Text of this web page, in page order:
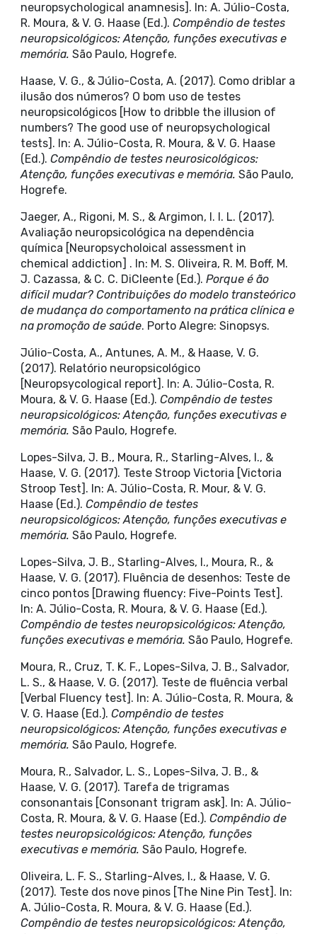
neuropsychological anamnesis]. In: A. Júlio-Costa,
R. Moura, & V. G. Haase (Ed.).Compêndio de testes
neuropsicológicos: Atenção, funções executivas e
memória.São Paulo, Hogrefe.
Haase, V. G., & Júlio-Costa, A. (2017). Como driblar a
ilusão dos números? O bom uso de testes
neuropsicológicos [How to dribble the illusion of
numbers? The good use of neuropsychological
tests]. In: A. Júlio-Costa, R. Moura, & V. G. Haase
(Ed.).Compêndio de testes neurosicológicos:
Atenção, funções executivas e memória.São Paulo,
Hogrefe.
Jaeger, A., Rigoni, M. S., & Argimon, I. I. L. (2017).
Avaliação neuropsicológica na dependência
química [Neuropsycholoical assessment in
chemical addiction] . In: M. S. Oliveira, R. M. Boff, M.
J. Cazassa, & C. C. DiCleente (Ed.).Porque é ão
difícil mudar? Contribuições do modelo transteórico
de mudança do comportamento na prática clínica e
na promoção de saúde. Porto Alegre: Sinopsys.
Júlio-Costa, A., Antunes, A. M., & Haase, V. G.
(2017). Relatório neuropsicológico
[Neuropsycological report]. In: A. Júlio-Costa, R.
Moura, & V. G. Haase (Ed.).Compêndio de testes
neuropsicológicos: Atenção, funções executivas e
memória.São Paulo, Hogrefe.
Lopes-Silva, J. B., Moura, R., Starling-Alves, I., &
Haase, V. G. (2017). Teste Stroop Victoria [Victoria
Stroop Test]. In: A. Júlio-Costa, R. Mour, & V. G.
Haase (Ed.).Compêndio de testes
neuropsicológicos: Atenção, funções executivas e
memória.São Paulo, Hogrefe.
Lopes-Silva, J. B., Starling-Alves, I., Moura, R., &
Haase, V. G. (2017). Fluência de desenhos: Teste de
cinco pontos [Drawing fluency: Five-Points Test].
In: A. Júlio-Costa, R. Moura, & V. G. Haase (Ed.).
Compêndio de testes neuropsicológicos: Atenção,
funções executivas e memória.São Paulo, Hogrefe.
Moura, R., Cruz, T. K. F., Lopes-Silva, J. B., Salvador,
L. S., & Haase, V. G. (2017). Teste de fluência verbal
[Verbal Fluency test]. In: A. Júlio-Costa, R. Moura, &
V. G. Haase (Ed.).Compêndio de testes
neuropsicológicos: Atenção, funções executivas e
memória.São Paulo, Hogrefe.
Moura, R., Salvador, L. S., Lopes-Silva, J. B., &
Haase, V. G. (2017). Tarefa de trigramas
consonantais [Consonant trigram ask]. In: A. Júlio-
Costa, R. Moura, & V. G. Haase (Ed.).Compêndio de
testes neuropsicológicos: Atenção, funções
executivas e memória.São Paulo, Hogrefe.
Oliveira, L. F. S., Starling-Alves, I., & Haase, V. G.
(2017). Teste dos nove pinos [The Nine Pin Test]. In:
A. Júlio-Costa, R. Moura, & V. G. Haase (Ed.).
Compêndio de testes neuropsicológicos: Atenção,